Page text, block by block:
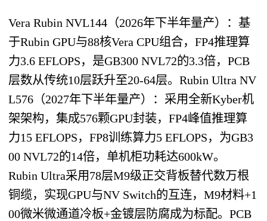
Vera Rubin NVL144（2026年下半年量产）：基
于Rubin GPU与88核Vera CPU组合，FP4推理算
力3.6 EFLOPS，是GB300 NVL72的3.3倍，PCB
层数从传统10层跃升至20-64层。Rubin Ultra NV
L576（2027年下半年量产）：采用全新Kyber机
架架构，集成576颗GPU封装，FP4峰值推理算
力15 EFLOPS，FP8训练算力5 EFLOPS，为GB3
00 NVL72的14倍，单机柜功耗达600kW。
Rubin Ultra采用78层M9级正交背板替代数万根
铜缆，实现GPU与NV Switch的互连，M9材料+1
00微米微通道冷板+金镀层防腐成为标配。PCB